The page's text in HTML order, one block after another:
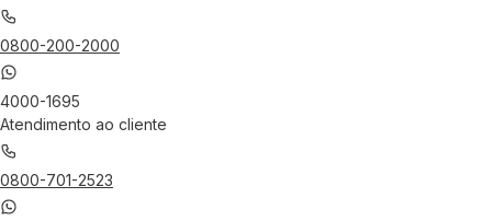
0800-200-2000
4000-1695
Atendimento ao cliente
0800-701-2523